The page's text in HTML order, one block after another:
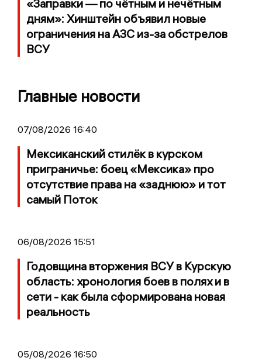
«Заправки — по чётным и нечётным
дням»: Хинштейн объявил новые
ограничения на АЗС из-за обстрелов
ВСУ
Главные новости
07/08/2026 16:40
Мексиканский стилёк в курском
приграничье: боец «Мексика» про
отсутствие права на «заднюю» и тот
самый Поток
06/08/2026 15:51
Годовщина вторжения ВСУ в Курскую
область: хронология боев в полях и в
сети - как была сформирована новая
реальность
05/08/2026 16:50